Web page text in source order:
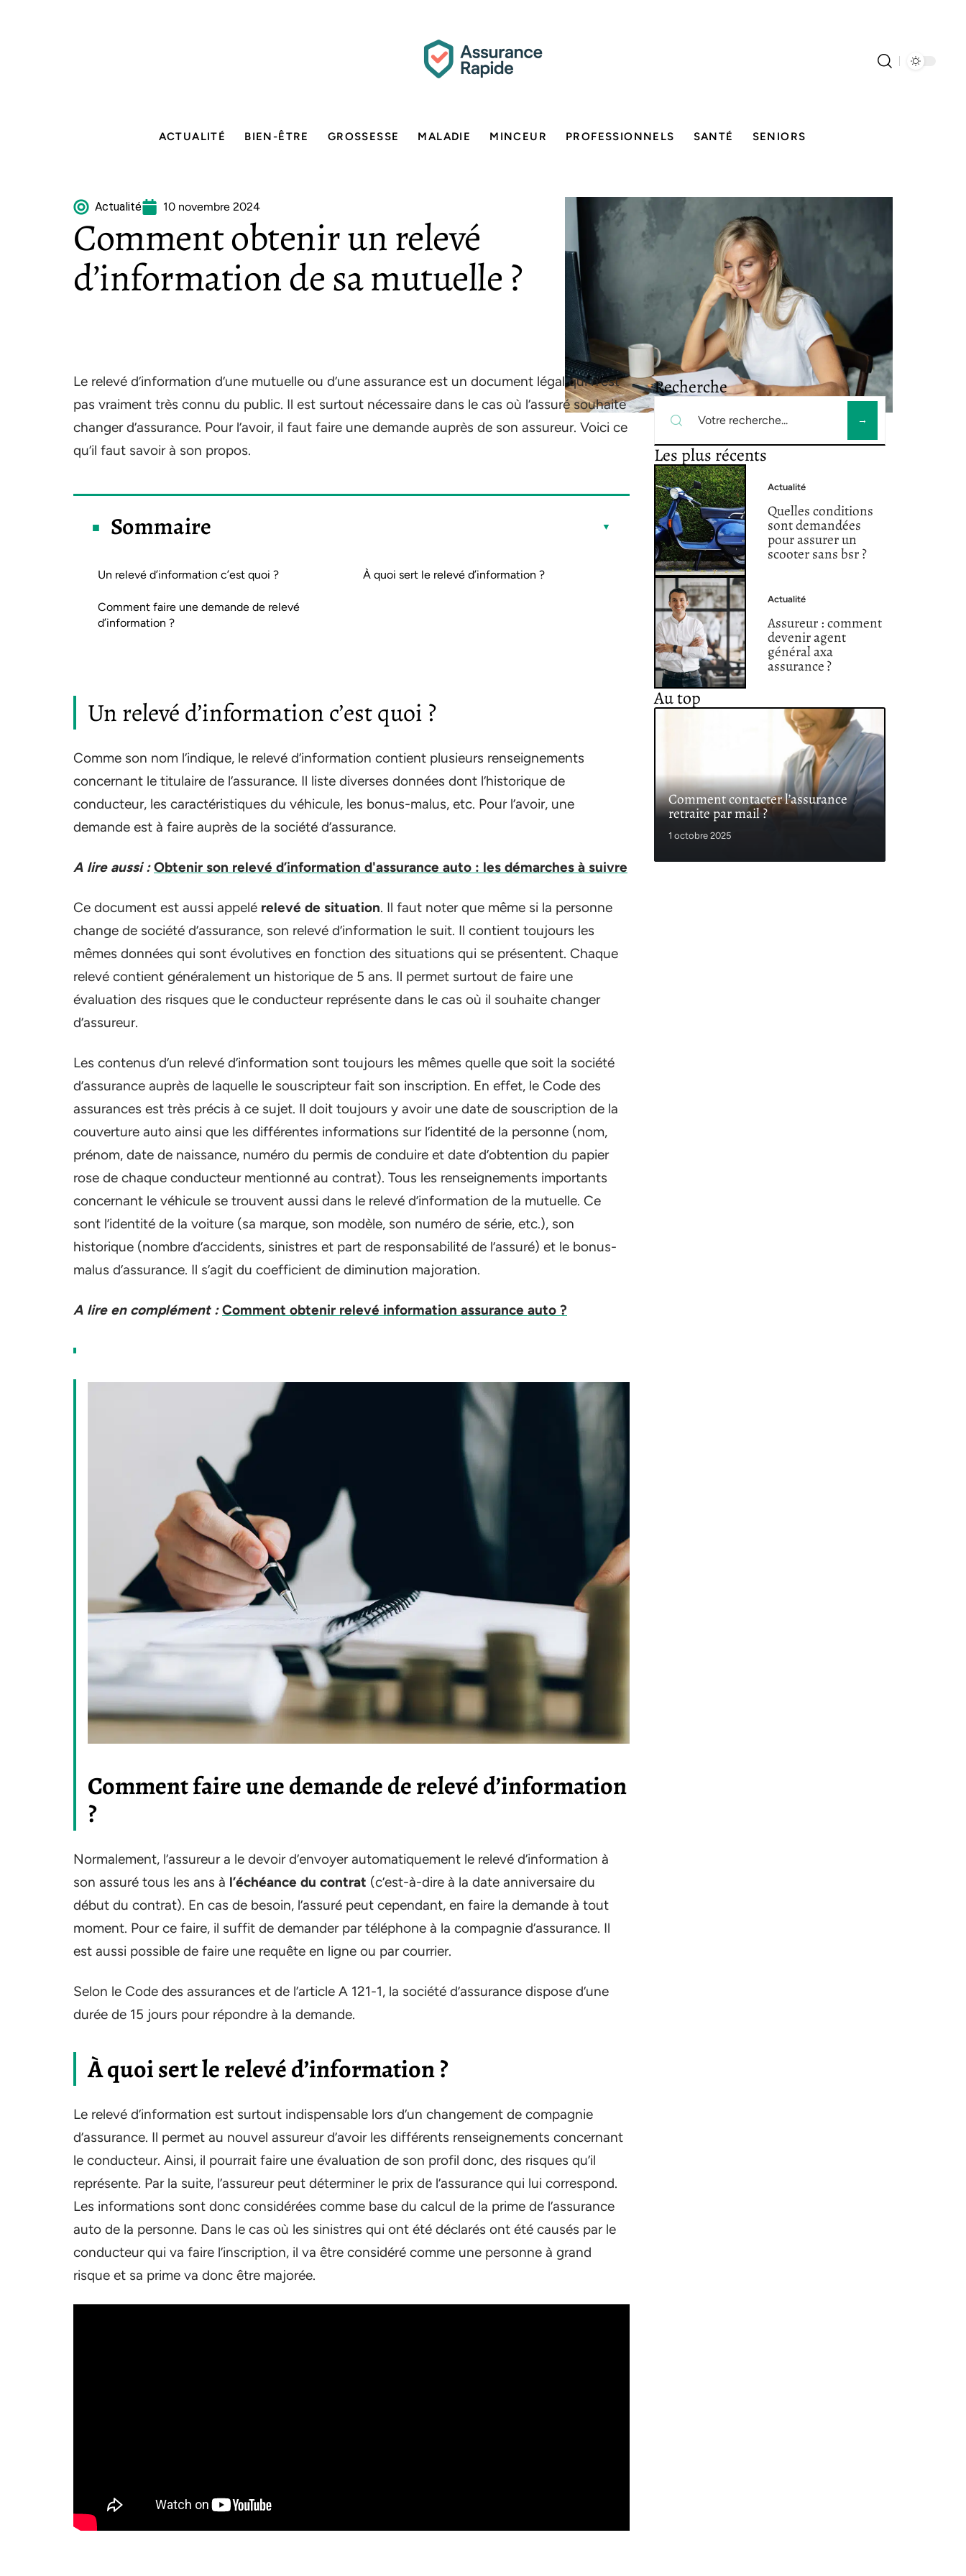
ACTUALITÉ BIEN-ÊTRE GROSSESSE MALADIE MINCEUR PROFESSIONNELS SANTÉ SENIORS
Actualité 10 novembre 2024
Comment obtenir un relevé
d’information de sa mutuelle ?
Le relevé d’information d’une mutuelle ou d’une assurance est un document légal qui n’est
pas vraiment très connu du public. Il est surtout nécessaire dans le cas où l’assuré souhaite
changer d’assurance. Pour l’avoir, il faut faire une demande auprès de son assureur. Voici ce
qu’il faut savoir à son propos.
Sommaire
Un relevé d’information c’est quoi ?
Comment faire une demande de relevé
d’information ?
À quoi sert le relevé d’information ?
Un relevé d’information c’est quoi ?
Comme son nom l’indique, le relevé d’information contient plusieurs renseignements
concernant le titulaire de l’assurance. Il liste diverses données dont l’historique de
conducteur, les caractéristiques du véhicule, les bonus-malus, etc. Pour l’avoir, une
demande est à faire auprès de la société d’assurance.
A lire aussi : Obtenir son relevé d’information d'assurance auto : les démarches à suivre
Ce document est aussi appelé relevé de situation. Il faut noter que même si la personne
change de société d’assurance, son relevé d’information le suit. Il contient toujours les
mêmes données qui sont évolutives en fonction des situations qui se présentent. Chaque
relevé contient généralement un historique de 5 ans. Il permet surtout de faire une
évaluation des risques que le conducteur représente dans le cas où il souhaite changer
d’assureur.
Les contenus d’un relevé d’information sont toujours les mêmes quelle que soit la société
d’assurance auprès de laquelle le souscripteur fait son inscription. En effet, le Code des
assurances est très précis à ce sujet. Il doit toujours y avoir une date de souscription de la
couverture auto ainsi que les différentes informations sur l’identité de la personne (nom,
prénom, date de naissance, numéro du permis de conduire et date d’obtention du papier
rose de chaque conducteur mentionné au contrat). Tous les renseignements importants
concernant le véhicule se trouvent aussi dans le relevé d’information de la mutuelle. Ce
sont l’identité de la voiture (sa marque, son modèle, son numéro de série, etc.), son
historique (nombre d’accidents, sinistres et part de responsabilité de l’assuré) et le bonus-
malus d’assurance. Il s’agit du coefficient de diminution majoration.
A lire en complément : Comment obtenir relevé information assurance auto ?
Comment faire une demande de relevé d’information
?
Normalement, l’assureur a le devoir d’envoyer automatiquement le relevé d’information à
son assuré tous les ans à l’échéance du contrat (c’est-à-dire à la date anniversaire du
début du contrat). En cas de besoin, l’assuré peut cependant, en faire la demande à tout
moment. Pour ce faire, il suffit de demander par téléphone à la compagnie d’assurance. Il
est aussi possible de faire une requête en ligne ou par courrier.
Selon le Code des assurances et de l’article A 121-1, la société d’assurance dispose d’une
durée de 15 jours pour répondre à la demande.
À quoi sert le relevé d’information ?
Le relevé d’information est surtout indispensable lors d’un changement de compagnie
d’assurance. Il permet au nouvel assureur d’avoir les différents renseignements concernant
le conducteur. Ainsi, il pourrait faire une évaluation de son profil donc, des risques qu’il
représente. Par la suite, l’assureur peut déterminer le prix de l’assurance qui lui correspond.
Les informations sont donc considérées comme base du calcul de la prime de l’assurance
auto de la personne. Dans le cas où les sinistres qui ont été déclarés ont été causés par le
conducteur qui va faire l’inscription, il va être considéré comme une personne à grand
risque et sa prime va donc être majorée.
Recherche
Les plus récents
Actualité
Quelles conditions
sont demandées
pour assurer un
scooter sans bsr ?
Actualité
Assureur : comment
devenir agent
général axa
assurance ?
Au top
Comment contacter l’assurance
retraite par mail ?
1 octobre 2025